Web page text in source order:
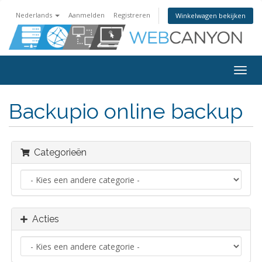
Nederlands Aanmelden Registreren Winkelwagen bekijken
in-/
Backupio online backup
Categorieën
Acties